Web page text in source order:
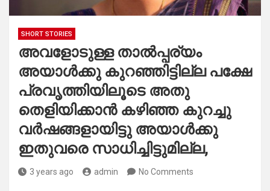
SHORT STORIES
അവളോടുള്ള താൽപ്പര്യം
അയാൾക്കു കുറഞ്ഞിട്ടില്ല പക്ഷേ
പ്രവൃത്തിയിലൂടെ അതു
തെളിയിക്കാൻ കഴിഞ്ഞ കുറച്ചു
വർഷങ്ങളായിട്ടു അയാൾക്കു
ഇതുവരെ സാധിച്ചിട്ടുമില്ല,
3 years ago admin No Comments